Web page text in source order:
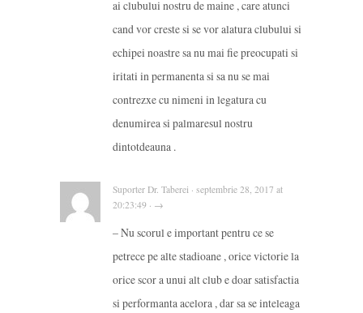
ai clubului nostru de maine , care atunci
cand vor creste si se vor alatura clubului si
echipei noastre sa nu mai fie preocupati si
iritati in permanenta si sa nu se mai
contrezxe cu nimeni in legatura cu
denumirea si palmaresul nostru
dintotdeauna .
Suporter Dr. Taberei · septembrie 28, 2017 at
20:23:49 · →
– Nu scorul e important pentru ce se
petrece pe alte stadioane , orice victorie la
orice scor a unui alt club e doar satisfactia
si performanta acelora , dar sa se inteleaga